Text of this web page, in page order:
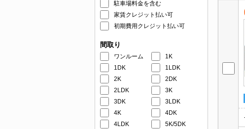
駐車場料金を含む
家賃クレジット払い可
初期費用クレジット払い可
間取り
ワンルーム
1K
1DK
1LDK
2K
2DK
2LDK
3K
3DK
3LDK
4K
4DK
4LDK
5K/5DK